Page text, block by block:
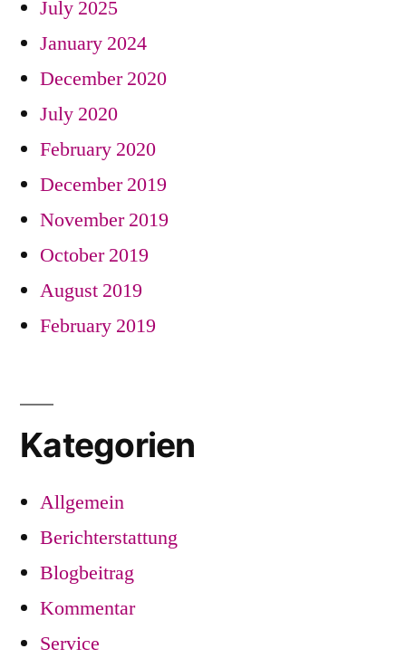
July 2025
January 2024
December 2020
July 2020
February 2020
December 2019
November 2019
October 2019
August 2019
February 2019
Kategorien
Allgemein
Berichterstattung
Blogbeitrag
Kommentar
Service